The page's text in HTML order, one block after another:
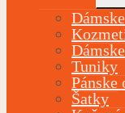
Tuniky
Pánske
Šatky